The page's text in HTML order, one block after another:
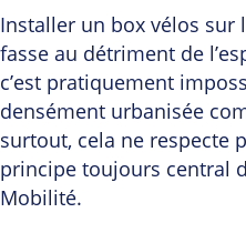
Installer un box vélos sur
fasse au détriment de
c’est pratiquement
densément urbanisée
surtout, cela ne respecte
principe toujours central
Mobilité.